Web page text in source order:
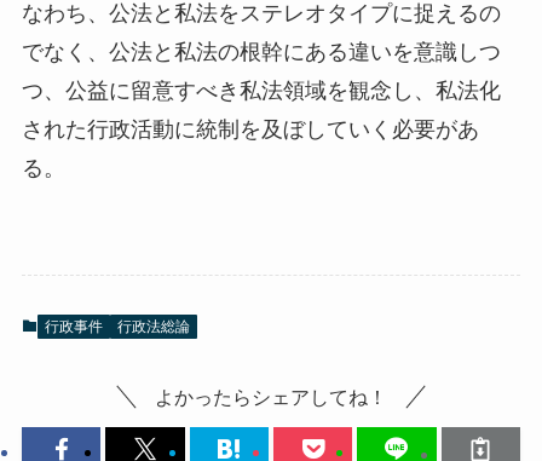
なわち、公法と私法をステレオタイプに捉えるの
でなく、公法と私法の根幹にある違いを意識しつ
つ、公益に留意すべき私法領域を観念し、私法化
された行政活動に統制を及ぼしていく必要があ
る。
行政事件 行政法総論
よかったらシェアしてね！